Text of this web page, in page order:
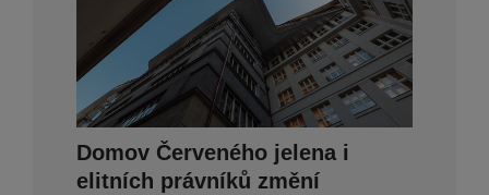
Domov Červeného jelena i
elitních právníků změní